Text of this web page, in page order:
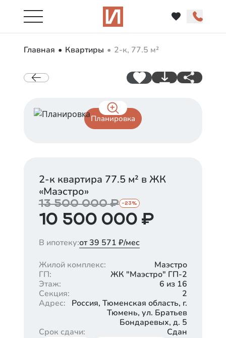
Главная Квартиры 2-к, 77.5 м²
Планировка
2-к квартира 77.5 м² в ЖК
«Маэстро»
10 500 000 ₽
13 500 000₽ -23%
В ипотеку:от 39 571 ₽/мес
Жилой комплекс:
Маэстро
ГП:
ЖК "Маэстро" ГП-2
Этаж:
6 из 16
Секция:
2
Адрес:
Россия, Тюменская область, г.
Тюмень, ул. Братьев
Бондаревых, д. 5
Срок сдачи: Сдан